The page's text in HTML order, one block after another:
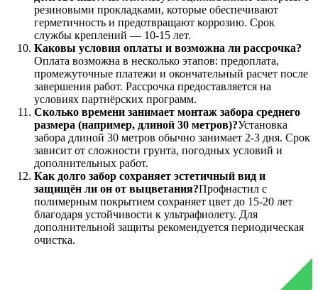
резиновыми прокладками, которые обеспечивают
герметичность и предотвращают коррозию. Срок
службы креплений — 10-15 лет.
Каковы условия оплаты и возможна ли рассрочка?
Оплата возможна в несколько этапов: предоплата,
промежуточные платежи и окончательный расчет после
завершения работ. Рассрочка предоставляется на
условиях партнёрских программ.
Сколько времени занимает монтаж забора среднего
размера (например, длиной 30 метров)?Установка
забора длиной 30 метров обычно занимает 2-3 дня. Срок
зависит от сложности грунта, погодных условий и
дополнительных работ.
Как долго забор сохраняет эстетичный вид и
защищён ли он от выцветания?Профнастил с
полимерным покрытием сохраняет цвет до 15-20 лет
благодаря устойчивости к ультрафиолету. Для
дополнительной защиты рекомендуется периодическая
очистка.